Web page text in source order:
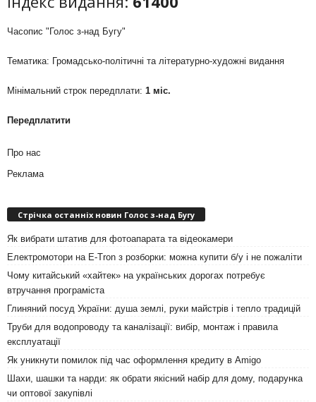
Часопис "Голос з-над Бугу"
Тематика: Громадсько-політичні та літературно-художні видання
Мінімальний строк передплати: 1 міс.
Передплатити
Про нас
Реклама
Стрічка останніх новин Голос з-над Бугу
Як вибрати штатив для фотоапарата та відеокамери
Електромотори на E-Tron з розборки: можна купити б/у і не пожаліти
Чому китайський «хайтек» на українських дорогах потребує
втручання програміста
Глиняний посуд України: душа землі, руки майстрів і тепло традицій
Труби для водопроводу та каналізації: вибір, монтаж і правила
експлуатації
Як уникнути помилок під час оформлення кредиту в Amigo
Шахи, шашки та нарди: як обрати якісний набір для дому, подарунка
чи оптової закупівлі